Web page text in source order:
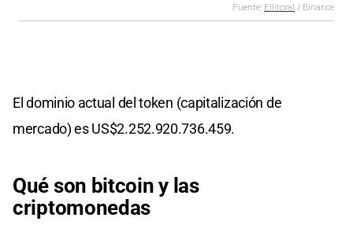
El dominio actual del token (capitalización de
mercado) es US$2.252.920.736.459.
Qué son bitcoin y las
criptomonedas